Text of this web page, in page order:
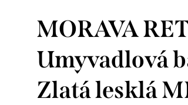
MORAVA
Umyvadlová
Zlatá lesklá